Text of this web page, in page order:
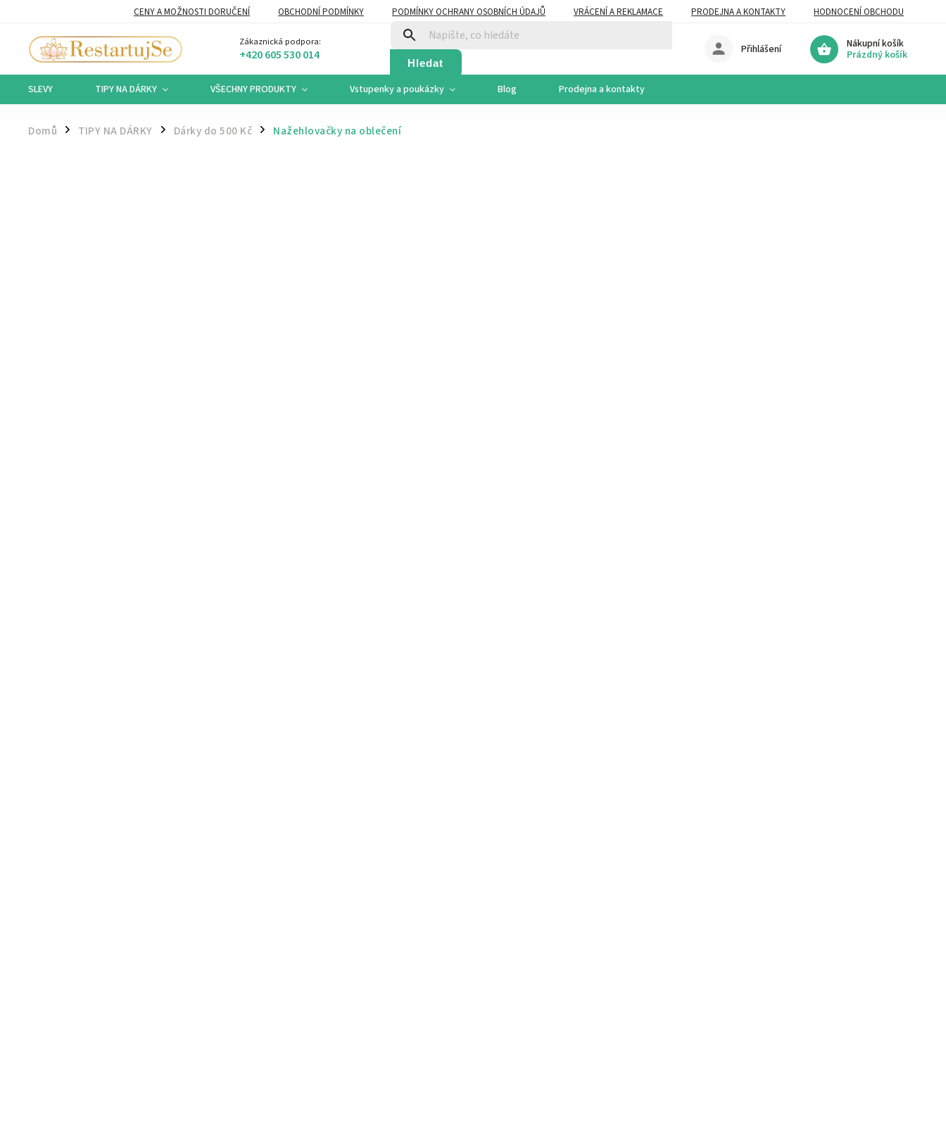
CENY A MOŽNOSTI DORUČENÍ OBCHODNÍ PODMÍNKY PODMÍNKY OCHRANY OSOBNÍCH ÚDAJŮ VRÁCENÍ A REKLAMACE PRODEJNA A KONTAKTY HODNOCENÍ OBCHODU
Zákaznická podpora:
+420 605 530 014 Hledat
Nákupní košík
Prázdný košík
Přihlášení
SLEVY TIPY NA DÁRKY VŠECHNY PRODUKTY Vstupenky a poukázky Blog Prodejna a kontakty
Domů / TIPY NA DÁRKY / Dárky do 500 Kč / Nažehlovačky na oblečení